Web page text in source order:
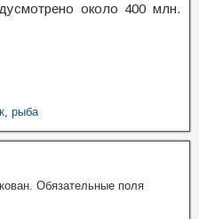
около 400 млн.
, рыба
Обязательные поля